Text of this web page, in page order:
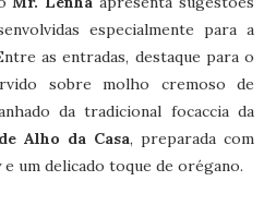
especialmente para a
as entradas, destaque para o
sobre molho cremoso de
da tradicional focaccia da
Alho da Casa, preparada com
um delicado toque de orégano.